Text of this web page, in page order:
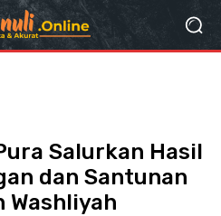
Salurkan Hasil
dan Santunan
Washliyah